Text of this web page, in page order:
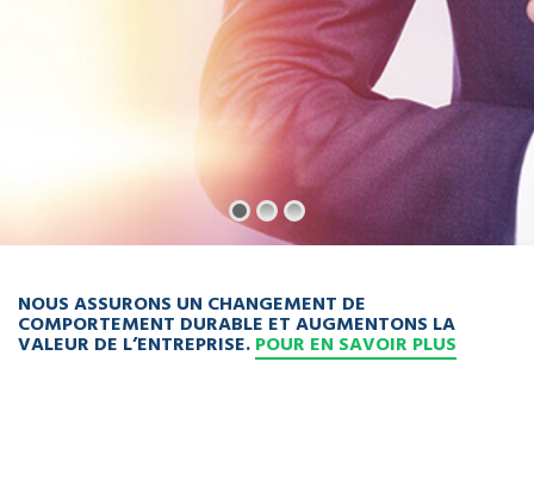
NOUS ASSURONS UN CHANGEMENT DE
COMPORTEMENT DURABLE ET AUGMENTONS LA
VALEUR DE L’ENTREPRISE. POUR EN SAVOIR PLUS